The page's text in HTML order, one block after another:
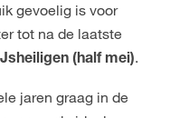
gevoelig is voor
tot na de laatste
(half mei).
jaren graag in de